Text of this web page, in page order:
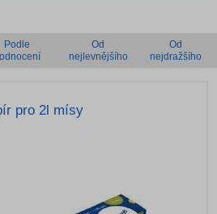
Podle
Od
nejlevnějšího
Od
nejdražšího
pro 2l mísy